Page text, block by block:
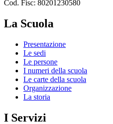
Cod. Fisc: 80201230580
La Scuola
Presentazione
Le sedi
Le persone
I numeri della scuola
Le carte della scuola
Organizzazione
La storia
I Servizi